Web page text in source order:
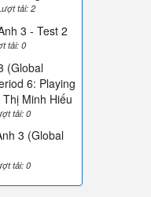
tải: 2
3 - Test 2
tải: 0
(Global
6: Playing
Minh Hiếu
tải: 0
3 (Global
tải: 0